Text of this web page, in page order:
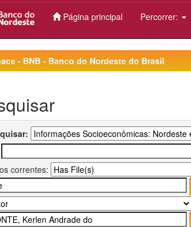
Página principal Percorrer:
- BNB - Banco do Nordeste do Brasil
correntes: